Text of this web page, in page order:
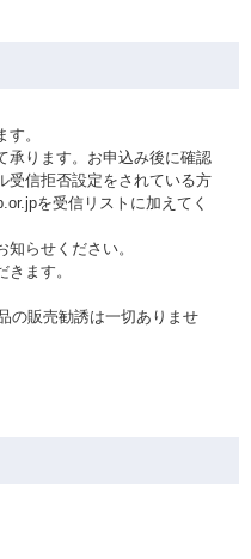
。
承ります。お申込み後に確認
受信拒否設定をされている方
を受信リストに加えてく
知らせください。
ます。
の販売勧誘は一切ありませ